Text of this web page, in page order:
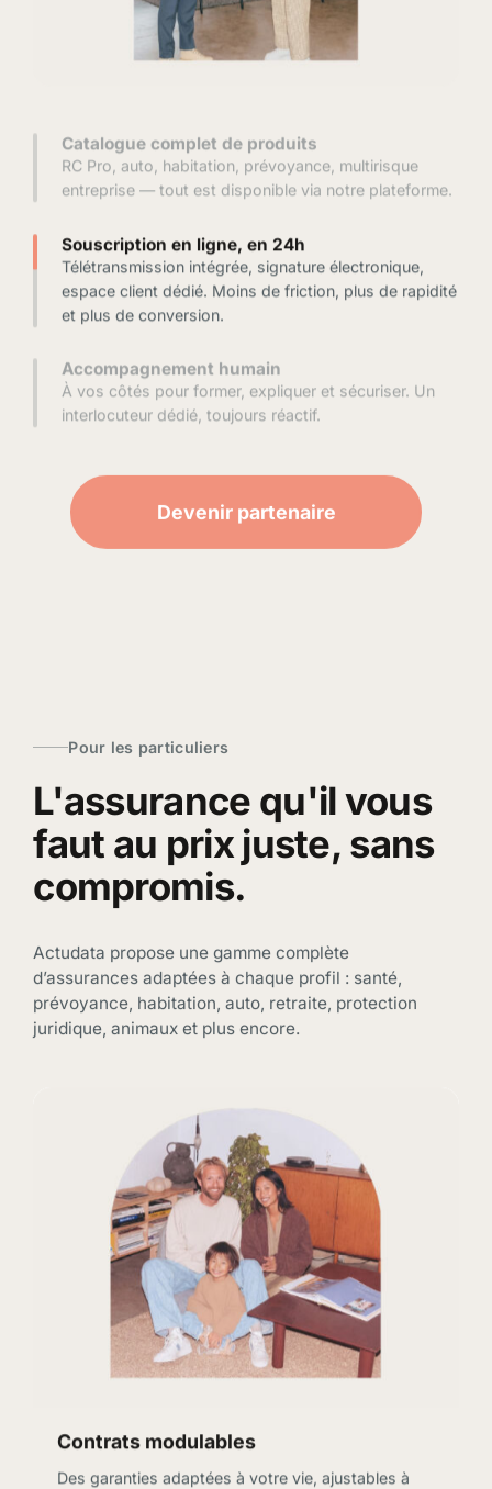
Catalogue complet de produits
RC Pro, auto, habitation, prévoyance, multirisque
entreprise — tout est disponible via notre plateforme.
Souscription en ligne, en 24h
Télétransmission intégrée, signature électronique,
espace client dédié. Moins de friction, plus de rapidité
et plus de conversion.
Accompagnement humain
À vos côtés pour former, expliquer et sécuriser. Un
interlocuteur dédié, toujours réactif.
Devenir partenaire
Pour les particuliers
L'assurance qu'il vous
faut au prix juste, sans
compromis.
Actudata propose une gamme complète
d’assurances adaptées à chaque profil : santé,
prévoyance, habitation, auto, retraite, protection
juridique, animaux et plus encore.
Contrats modulables
Des garanties adaptées à votre vie, ajustables à